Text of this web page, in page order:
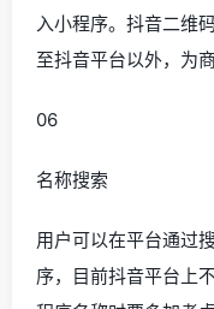
入小程序。抖音二维
至抖音平台以外，为
06
名称搜索
用户可以在平台通过
序，目前抖音平台上